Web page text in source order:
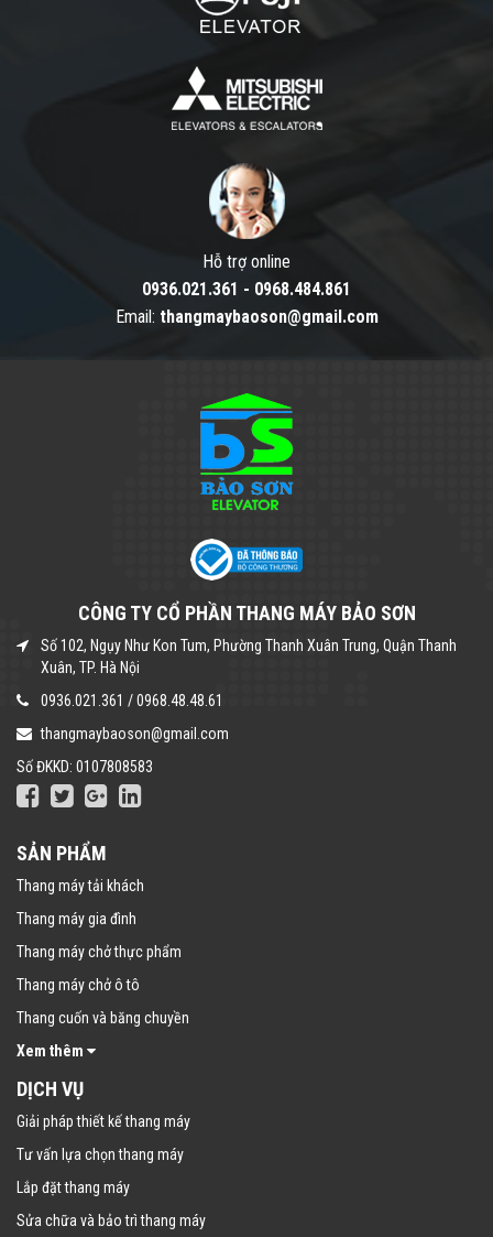
Hỗ trợ online
0936.021.361 - 0968.484.861
Email: thangmaybaoson@gmail.com
CÔNG TY CỔ PHẦN THANG MÁY BẢO SƠN
Số 102, Ngụy Như Kon Tum, Phường Thanh Xuân Trung, Quận Thanh
Xuân, TP. Hà Nội
0936.021.361 /0968.48.48.61
thangmaybaoson@gmail.com
Số ĐKKD: 0107808583
SẢN PHẨM
Thang máy tải khách
Thang máy gia đình
Thang máy chở thực phẩm
Thang máy chở ô tô
Thang cuốn và băng chuyền
Xem thêm
DỊCH VỤ
Giải pháp thiết kế thang máy
Tư vấn lựa chọn thang máy
Lắp đặt thang máy
Sửa chữa và bảo trì thang máy